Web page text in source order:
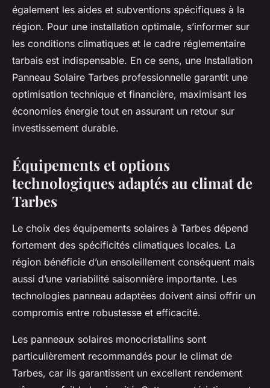
également les aides et subventions spécifiques à la
région. Pour une installation optimale, s’informer sur
les conditions climatiques et le cadre réglementaire
tarbais est indispensable. En ce sens, une Installation
Panneau Solaire Tarbes professionnelle garantit une
optimisation technique et financière, maximisant les
économies énergie tout en assurant un retour sur
investissement durable.
Équipements et options
technologiques adaptés au climat de
Tarbes
Le choix des équipements solaires à Tarbes dépend
fortement des spécificités climatiques locales. La
région bénéficie d’un ensoleillement conséquent mais
aussi d’une variabilité saisonnière importante. Les
technologies panneau adaptées doivent ainsi offrir un
compromis entre robustesse et efficacité.
Les panneaux solaires monocristallins sont
particulièrement recommandés pour le climat de
Tarbes, car ils garantissent un excellent rendement